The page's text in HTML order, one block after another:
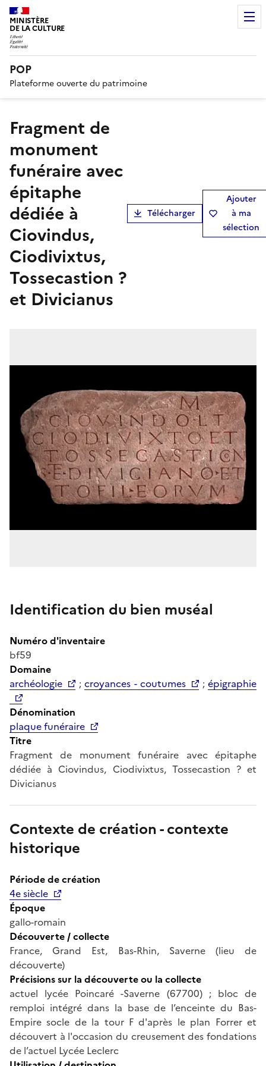
MINISTÈRE
DE LA CULTURE
POP
Plateforme ouverte du patrimoine
Fragment de
monument
funéraire avec
épitaphe
dédiée à
Ciovindus,
Ciodivixtus,
Tossecastion ?
et Divicianus
Télécharger
Ajouter
à ma
sélection
Identification du bien muséal
Numéro d'inventaire
bf59
Domaine
archéologie
; croyances - coutumes ; épigraphie
Dénomination
plaque funéraire
Titre
Fragment de monument funéraire avec épitaphe
dédiée à Ciovindus, Ciodivixtus, Tossecastion ? et
Divicianus
Contexte de création - contexte
historique
Période de création
4e siècle
Époque
gallo-romain
Découverte / collecte
France, Grand Est, Bas-Rhin, Saverne (lieu de
découverte)
Précisions sur la découverte ou la collecte
actuel lycée Poincaré -Saverne (67700) ; bloc de
remploi intégré dans la base de l’enceinte du Bas-
Empire socle de la tour F d'après le plan Forrer et
découvert à l'occasion du creusement des fondations
de l’actuel Lycée Leclerc